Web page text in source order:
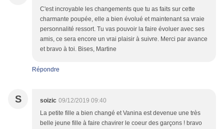
C'est incroyable les changements que tu as faits sur cette
charmante poupée, elle a bien évolué et maintenant sa vraie
personnalité ressort. Tu vas pouvoir la faire évoluer avec ses
amis, ce sera encore un vrai plaisir à suivre. Merci par avance
et bravo à toi. Bises, Martine
Répondre
S soizic 09/12/2019 09:40
La petite fille a bien changé et Vanina est devenue une très
belle jeune fille à faire chavirer le coeur des garçons ! bravo